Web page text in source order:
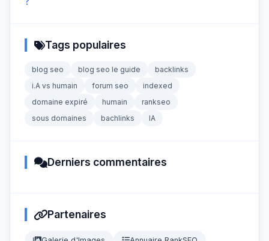
Tags populaires
blog seo blog seo le guide
backlinks
i.A vs humain
forum seo
indexed
domaine expiré
humain
rankseo
sous domaines
bachlinks IA
Derniers commentaires
Partenaires